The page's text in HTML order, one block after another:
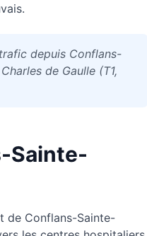
depuis Conflans-
de Gaulle (T1,
Sainte-
de Conflans-Sainte-